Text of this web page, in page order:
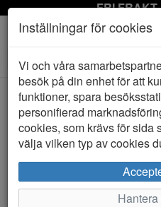
FRI FRAKT
Toggle
navigation
HEM SCHOLL
Inställningar för cookies
Vi och våra
besök på din enhet för att
funktioner, spara
personifierad
cookies, som krävs för sida
välja vilken typ av cookies